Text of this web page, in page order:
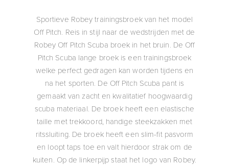
Sportieve Robey trainingsbroek van het model
Off Pitch. Reis in stijl naar de wedstrijden met de
Robey Off Pitch Scuba broek in het bruin. De Off
Pitch Scuba lange broek is een trainingsbroek
welke perfect gedragen kan worden tijdens en
na het sporten. De Off Pitch Scuba pant is
gemaakt van zacht en kwalitatief hoogwaardig
scuba materiaal. De broek heeft een elastische
taille met trekkoord, handige steekzakken met
ritssluiting. De broek heeft een slim-fit pasvorm
en loopt taps toe en valt hierdoor strak om de
kuiten. Op de linkerpijp staat het logo van Robey.